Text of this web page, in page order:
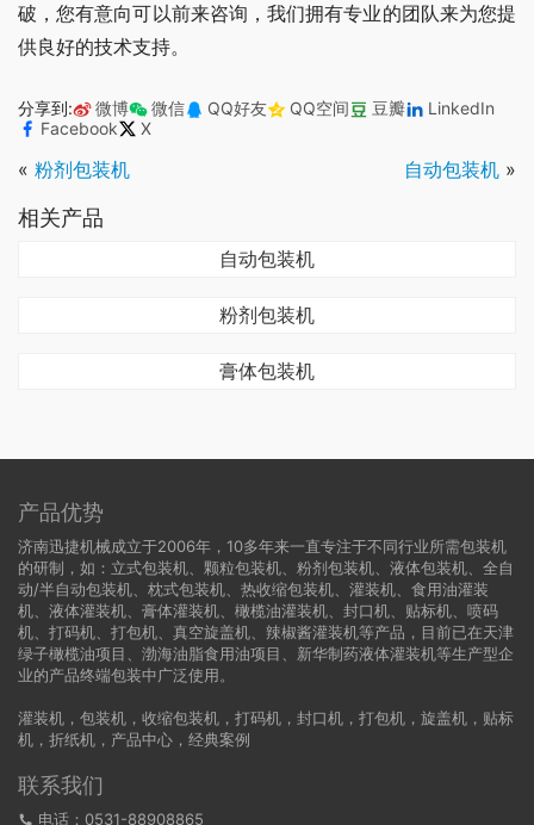
破，您有意向可以前来咨询，我们拥有专业的团队来为您提
供良好的技术支持。
分享到: 微博 微信 QQ好友 QQ空间 豆瓣
LinkedIn
Facebook
X
« 粉剂包装机 自动包装机 »
相关产品
自动包装机
粉剂包装机
膏体包装机
产品优势
济南迅捷机械成立于2006年，10多年来一直专注于不同行业所需包装机
的研制，如：立式包装机、颗粒包装机、粉剂包装机、液体包装机、全自
动/半自动包装机、枕式包装机、热收缩包装机、灌装机、食用油灌装
机、液体灌装机、膏体灌装机、橄榄油灌装机、封口机、贴标机、喷码
机、打码机、打包机、真空旋盖机、辣椒酱灌装机等产品，目前已在天津
绿子橄榄油项目、渤海油脂食用油项目、新华制药液体灌装机等生产型企
业的产品终端包装中广泛使用。
灌装机 ， 包装机 ， 收缩包装机 ， 打码机 ， 封口机 ， 打包机 ， 旋盖机 ， 贴标
机 ， 折纸机 ， 产品中心 ， 经典案例
联系我们
电话：0531-88908865